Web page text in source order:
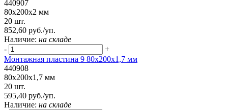
440907
80x200x2 мм
20 шт.
852,60 руб./уп.
Наличие: на складе
-
+
Монтажная пластина 9 80x200x1,7 мм
440908
80x200x1,7 мм
20 шт.
595,40 руб./уп.
Наличие: на складе